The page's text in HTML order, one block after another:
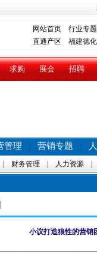
网站首页
行业专题
直通产区 福建德化
求购 展会 招聘
管理 营销专题
财务管理 人力资源
小议打造狼性的营销